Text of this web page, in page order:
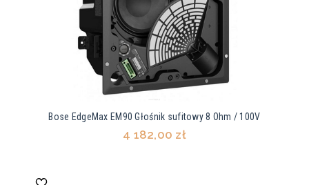
Bose EdgeMax EM90 Głośnik sufitowy 8 Ohm / 100V
4 182,00 zł